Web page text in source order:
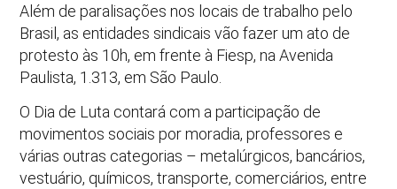
Além de paralisações nos locais de trabalho pelo
Brasil, as entidades sindicais vão fazer um ato de
protesto às 10h, em frente à Fiesp, na Avenida
Paulista, 1.313, em São Paulo.
O Dia de Luta contará com a participação de
movimentos sociais por moradia, professores e
várias outras categorias – metalúrgicos, bancários,
vestuário, químicos, transporte, comerciários, entre